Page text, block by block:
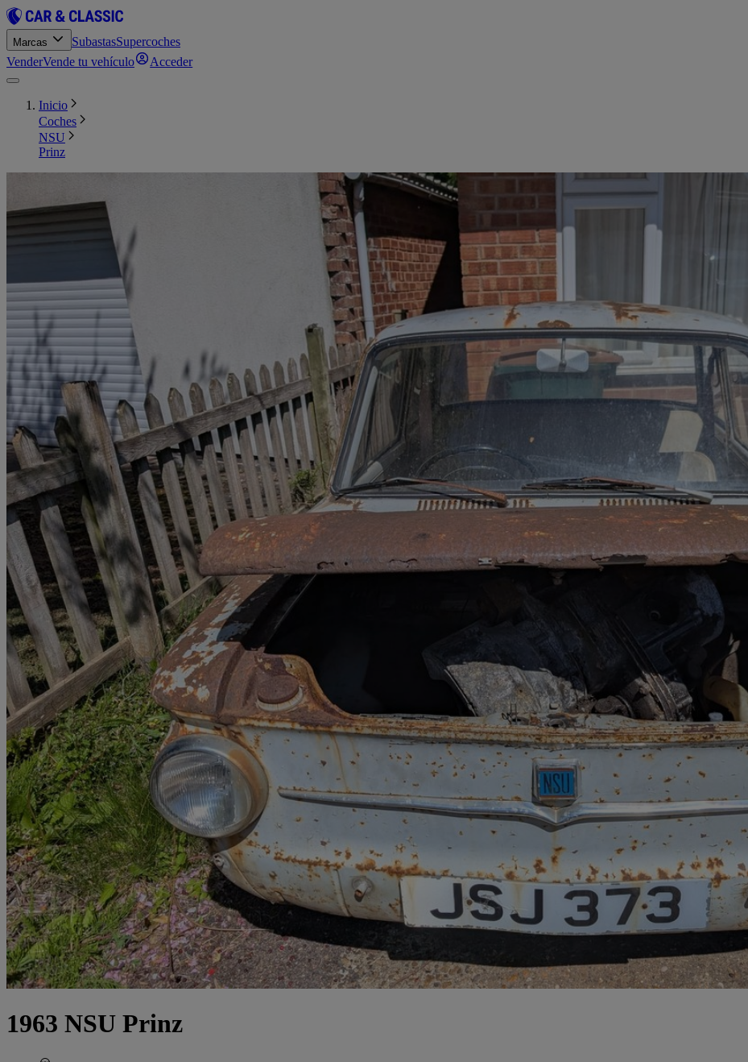
Marcas SubastasSupercoches
VenderVende tu vehículo Acceder
Inicio
Coches
NSU
Prinz
1963 NSU Prinz